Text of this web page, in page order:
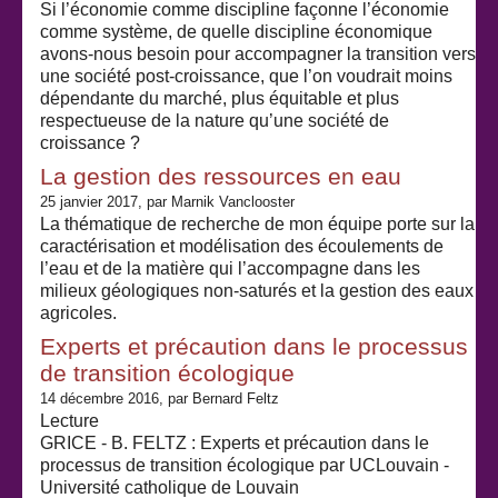
Si l’économie comme discipline façonne l’économie
comme système, de quelle discipline économique
avons-nous besoin pour accompagner la transition vers
une société post-croissance, que l’on voudrait moins
dépendante du marché, plus équitable et plus
respectueuse de la nature qu’une société de
croissance ?
La gestion des ressources en eau
25 janvier 2017 , par Marnik Vanclooster
La thématique de recherche de mon équipe porte sur la
caractérisation et modélisation des écoulements de
l’eau et de la matière qui l’accompagne dans les
milieux géologiques non-saturés et la gestion des eaux
agricoles.
Experts et précaution dans le processus
de transition écologique
14 décembre 2016 , par Bernard Feltz
Lecture
GRICE - B. FELTZ : Experts et précaution dans le
processus de transition écologique par UCLouvain -
Université catholique de Louvain